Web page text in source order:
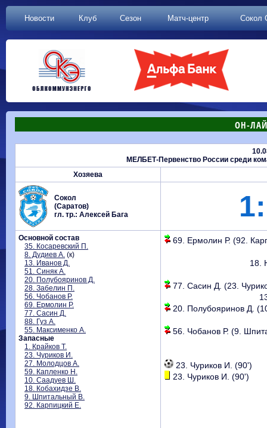
Новости Клуб Сезон Матч-центр Сокол
ОН-
МЕЛБЕТ-Первенство России среди
Хозяева
Сокол
(Саратов)
гл. тр.: Алексей Бага
Основной состав
35. Косаревский П.
8. Дудиев А. (к)
13. Иванов Д.
51. Синяк А.
20. Полубояринов Д.
28. Забелин П.
56. Чобанов Р.
69. Ермолин Р.
77. Сасин Д.
88. Гуз А.
55. Максименко А.
Запасные
1. Крайков Т.
23. Чуриков И.
27. Молодцов А.
59. Капленко Н.
10. Саадуев Ш.
18. Кобахидзе В.
9. Шпитальный В.
92. Карпицкий Е.
69. Ермолин Р. (92.
18.
77. Сасин Д. (23.
20. Полубояринов Д.
56. Чобанов Р. (9.
23. Чуриков И. (90')
23. Чуриков И. (90')